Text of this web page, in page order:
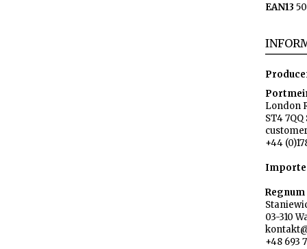
EAN13
London
ST4
+44
Regnum
03-310
+48 693